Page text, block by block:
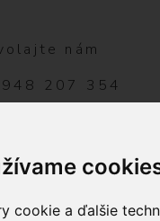
cookie a ďalšie
nám
207 354